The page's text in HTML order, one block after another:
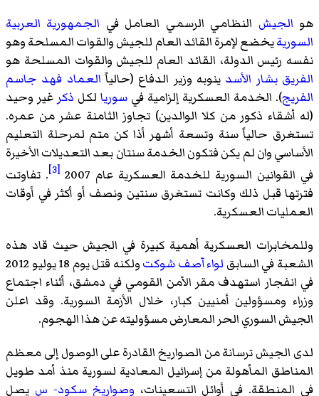
هو الجيش النظامي الرسمي العامل في الجمهورية العربية
السوريةيخضع لإمرة القائد العام للجيش والقوات المسلحة وهو
نفسه رئيس الدولة، القائد العام للجيش والقوات المسلحة هو
الفريق بشار الأسد ينوبه وزير الدفاع (حالياً العماد فهد جاسم
الفريج). الخدمة العسكرية إلزامية في سوريا لكل ذكر غير وحيد
(له أشقاء ذكور من كلا الوالدين) تجاوز الثامنة عشر من عمره.
تستغرق حالياً سنة وتسعة أشهر أذا كن متم لمرحلة التعليم
الأساسي وان لم يكن فتكون الخدمة سنتان بعد التعديلات الأخيرة
في القوانين السورية للخدمة العسكرية عام 2007
[3]
. تفاوتت
فترتها قبل ذلك وكانت تستغرق سنتين ونصف أو أكثر في أوقات
العمليات العسكرية.
وللمخابرات العسكرية أهمية كبيرة في الجيش حيث قاد هذه
الشعبة في السابق لواءآصف شوكت
ولكنه قتل يوم 18 يوليو 2012
في انفجار استهدف مقر الأمن القومي في دمشق، أثناء اجتماع
وزراء ومسؤولين أمنيين كبار، خلال الأزمة السورية. وقد اعلن
الجيش السوري الحر المعارض مسؤوليته عن هذا الهجوم.
لدى الجيش ترسانة من الصواريخ القادرة على الوصول إلى معظم
المناطق المأهولة من إسرائيل المعادية لسورية منذ أمد طويل
في المنطقة. في أوائل التسعينات، وصواريخ سكود- س يصل